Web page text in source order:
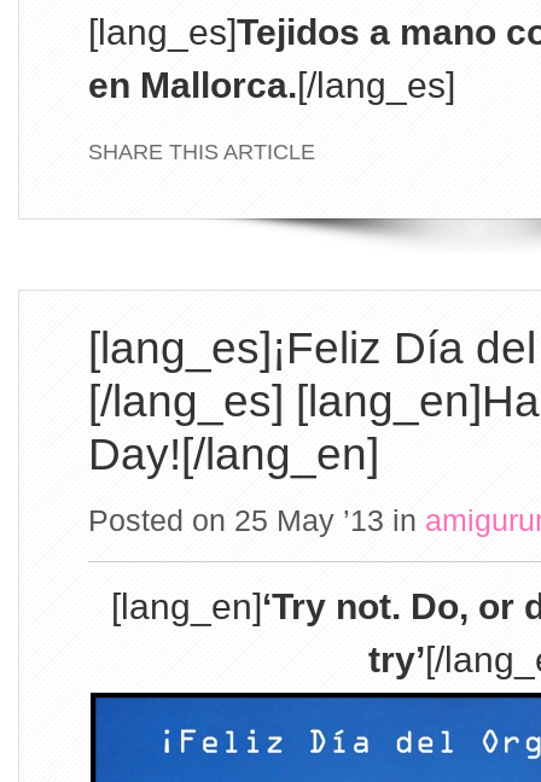
[lang_es]Tejidos a mano
en Mallorca.[/lang_es]
SHARE THIS ARTICLE
[lang_es]¡Feliz Día
[/lang_es]
Day![/lang_en]
Posted on 25 May ’13 in
[lang_en]‘Try not. Do, or
try’[/